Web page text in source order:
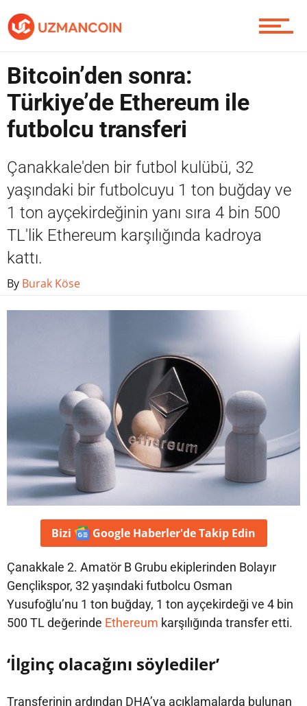
Piyasa
Soru Sor
Contact / İletişim
Bitcoin’den sonra:
Türkiye’de Ethereum ile
futbolcu transferi
Çanakkale'den bir futbol kulübü, 32
yaşındaki bir futbolcuyu 1 ton buğday ve
1 ton ayçekirdeğinin yanı sıra 4 bin 500
TL'lik Ethereum karşılığında kadroya
kattı.
By Burak Köse
Bizi Google Haberler'deTakip Edin
Çanakkale 2. Amatör B Grubu ekiplerinden Bolayır
Gençlikspor, 32 yaşındaki futbolcu Osman
Yusufoğlu’nu 1 ton buğday, 1 ton ayçekirdeği ve 4 bin
500 TL değerinde Ethereum karşılığında transfer etti.
‘İlginç olacağını söylediler’
Transferinin ardından DHA’ya açıklamalarda bulunan